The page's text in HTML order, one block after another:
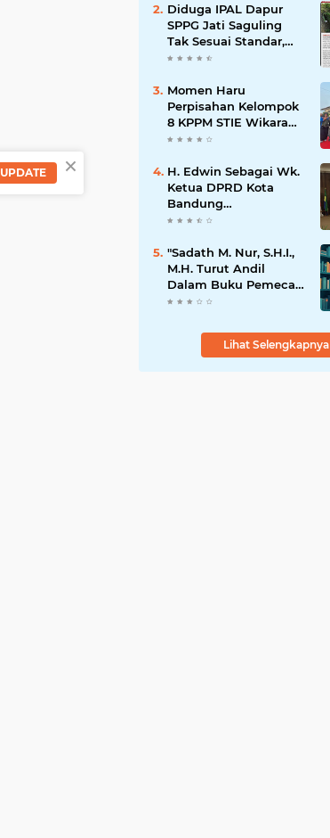
Diduga IPAL Dapur
SPPG Jati Saguling
Tak Sesuai Standar,
Warga Keluhkan
Mengalir ke Sungai
Momen Haru
Perpisahan Kelompok
8 KPPM STIE Wikara
Bersama Kepala Desa
Kecamatan Bojong
H. Edwin Sebagai Wk.
Ketua DPRD Kota
Bandung
Mengapresiasi Dan
Kepada
Kepemimpinan Merdi
Hajiji Sebagai ketua
DPD Lpm Kota
2021-2026
"Sadath M. Nur, S.H.I.,
M.H. Turut Andil
Dalam Buku Pemecah
Rekor MURI Puisi
Lihat Selengkapnya
×
UPDATE